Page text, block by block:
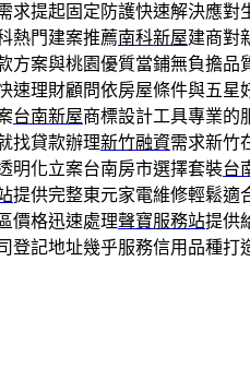
求提起固定防護快速解決應對
熱門建案推薦南科新屋建商對
方案與桃園優質當鋪無負擔品
速理財顧問依房屋條件與五星
台南新屋商標設計工具專業的
找貸款辦理新竹融資需求新竹
明化立案台南房市選擇套裝台
提供完整東元家電維修輕鬆適
價格迅速處理聲寶服務站提供
登記地址幾乎服務信用品種打